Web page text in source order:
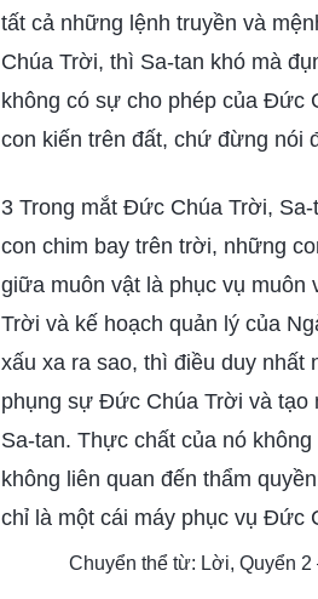
tất cả những lệnh truyền và
Chúa Trời, thì Sa-tan khó mà
không có sự cho phép của Đức
con kiến trên đất, chứ đừng
3 Trong mắt Đức Chúa Trời,
con chim bay trên trời, những
giữa muôn vật là phục vụ
Trời và kế hoạch quản lý của
xấu xa ra sao, thì điều duy nhất
phụng sự Đức Chúa Trời và
Sa-tan. Thực chất của nó
không liên quan đến thẩm
chỉ là một cái máy phục vụ Đức
Chuyển thể từ: Lời, Quyển